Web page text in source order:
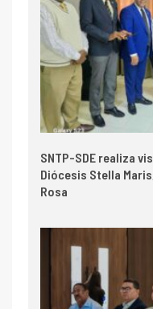
SNTP-SDE realiza
Diócesis Stella
Rosa